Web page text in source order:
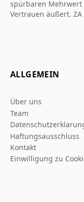
spürbaren Mehrwert
Vertrauen äußert.
ALLGEMEIN
Über uns
Team
Haftungsausschluss
Kontakt
Einwilligung zu